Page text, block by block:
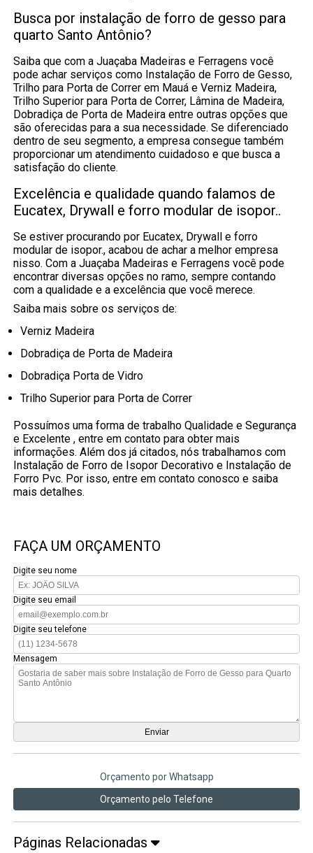
Busca por instalação de forro de gesso para
quarto Santo Antônio?
Saiba que com a Juaçaba Madeiras e Ferragens você
pode achar serviços como Instalação de Forro de Gesso,
Trilho para Porta de Correr em Mauá e Verniz Madeira,
Trilho Superior para Porta de Correr, Lâmina de Madeira,
Dobradiça de Porta de Madeira entre outras opções que
são oferecidas para a sua necessidade. Se diferenciado
dentro de seu segmento, a empresa consegue também
proporcionar um atendimento cuidadoso e que busca a
satisfação do cliente.
Excelência e qualidade quando falamos de
Eucatex, Drywall e forro modular de isopor..
Se estiver procurando por Eucatex, Drywall e forro
modular de isopor., acabou de achar a melhor empresa
nisso. Com a Juaçaba Madeiras e Ferragens você pode
encontrar diversas opções no ramo, sempre contando
com a qualidade e a excelência que você merece.
Saiba mais sobre os serviços de:
Verniz Madeira
Dobradiça de Porta de Madeira
Dobradiça Porta de Vidro
Trilho Superior para Porta de Correr
Possuímos uma forma de trabalho Qualidade e Segurança
e Excelente , entre em contato para obter mais
informações. Além dos já citados, nós trabalhamos com
Instalação de Forro de Isopor Decorativo e Instalação de
Forro Pvc. Por isso, entre em contato conosco e saiba
mais detalhes.
FAÇA UM ORÇAMENTO
Digite seu nome
Digite seu email
Digite seu telefone
Mensagem
Orçamento por Whatsapp
Orçamento pelo Telefone
Páginas Relacionadas